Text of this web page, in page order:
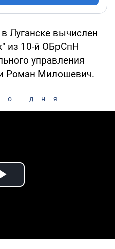
Луганске вычислен
из 10-й ОБрСпН
управления
Роман Милошевич.
дня
Play Video